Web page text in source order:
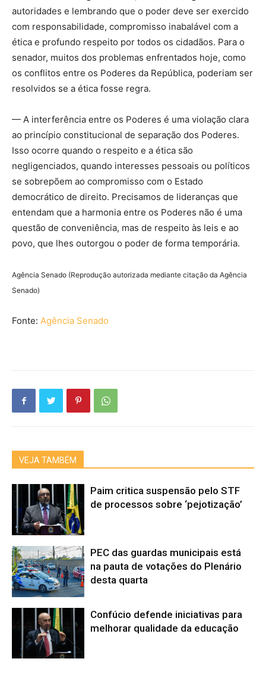
autoridades e lembrando que o poder deve ser exercido
com responsabilidade, compromisso inabalável com a
ética e profundo respeito por todos os cidadãos. Para o
senador, muitos dos problemas enfrentados hoje, como
os conflitos entre os Poderes da República, poderiam ser
resolvidos se a ética fosse regra.
— A interferência entre os Poderes é uma violação clara
ao princípio constitucional de separação dos Poderes.
Isso ocorre quando o respeito e a ética são
negligenciados, quando interesses pessoais ou políticos
se sobrepõem ao compromisso com o Estado
democrático de direito. Precisamos de lideranças que
entendam que a harmonia entre os Poderes não é uma
questão de conveniência, mas de respeito às leis e ao
povo, que lhes outorgou o poder de forma temporária.
Agência Senado (Reprodução autorizada mediante citação da Agência
Senado)
Fonte: Agência Senado
VEJA TAMBÉM
Paim critica suspensão pelo STF
de processos sobre ‘pejotização’
PEC das guardas municipais está
na pauta de votações do Plenário
desta quarta
Confúcio defende iniciativas para
melhorar qualidade da educação